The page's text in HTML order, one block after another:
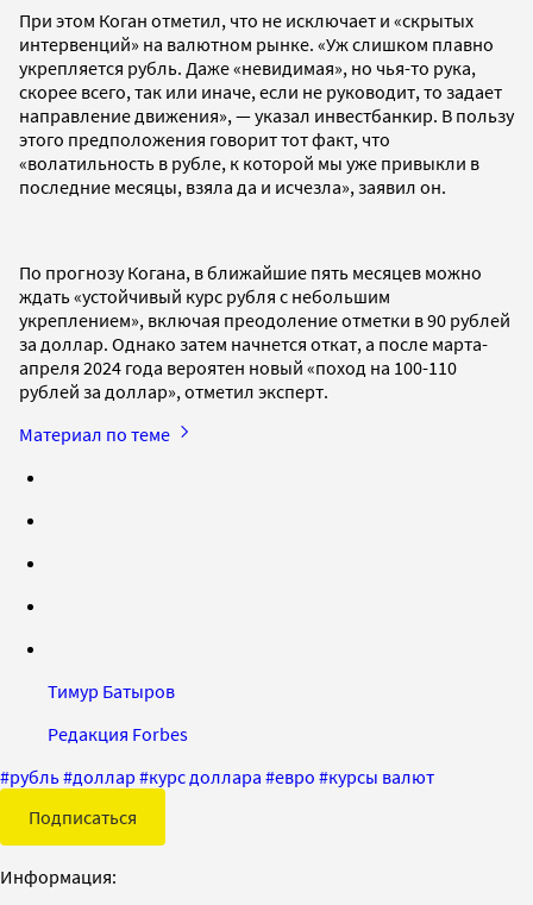
При этом Коган отметил, что не исключает и «скрытых
интервенций» на валютном рынке. «Уж слишком плавно
укрепляется рубль. Даже «невидимая», но чья-то рука,
скорее всего, так или иначе, если не руководит, то задает
направление движения», — указал инвестбанкир. В пользу
этого предположения говорит тот факт, что
«волатильность в рубле, к которой мы уже привыкли в
последние месяцы, взяла да и исчезла», заявил он.
По прогнозу Когана, в ближайшие пять месяцев можно
ждать «устойчивый курс рубля с небольшим
укреплением», включая преодоление отметки в 90 рублей
за доллар. Однако затем начнется откат, а после марта-
апреля 2024 года вероятен новый «поход на 100-110
рублей за доллар», отметил эксперт.
Материал по теме
Тимур Батыров
Редакция Forbes
#рубль#доллар #курс доллара #евро #курсы валют
Подписаться
Информация: